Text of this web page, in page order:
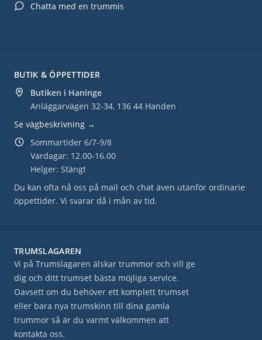
BUTIK & ÖPPETTIDER
Butiken i Haninge
Anläggarvägen 32-34, 136 44 Handen
Se vägbeskrivning →
Sommartider 6/7-9/8
Vardagar: 12.00-16.00
Helger: Stängt
Du kan ofta nå oss på mail och chat även utanför ordinarie
öppettider. Vi svarar då i mån av tid.
Chatta med en trummis
TRUMSLAGAREN
Vi på Trumslagaren älskar trummor och vill ge
dig och ditt trumset bästa möjliga service.
Oavsett om du behöver ett komplett trumset
eller bara nya trumskinn till dina gamla
trummor så är du varmt välkommen att
kontakta oss.